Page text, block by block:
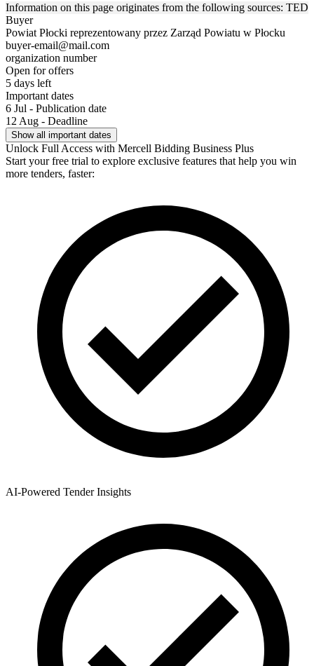
Information on this page originates from the following sources: TED
Buyer
Powiat Płocki reprezentowany przez Zarząd Powiatu w Płocku
buyer-email@mail.com
organization number
Open for offers
5 days left
Important dates
6 Jul - Publication date
12 Aug - Deadline
Show all important dates
Unlock Full Access with Mercell Bidding Business Plus
Start your free trial to explore exclusive features that help you win
more tenders, faster:
AI-Powered Tender Insights